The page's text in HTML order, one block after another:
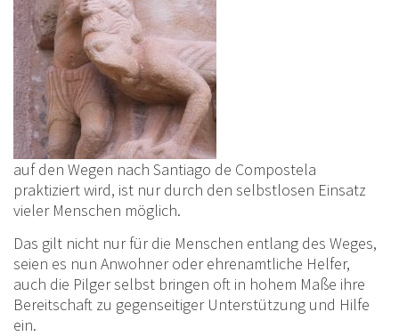
auf den Wegen nach Santiago de Compostela
praktiziert wird, ist nur durch den selbstlosen Einsatz
vieler Menschen möglich.
Das gilt nicht nur für die Menschen entlang des Weges,
seien es nun Anwohner oder ehrenamtliche Helfer,
auch die Pilger selbst bringen oft in hohem Maße ihre
Bereitschaft zu gegenseitiger Unterstützung und Hilfe
ein.